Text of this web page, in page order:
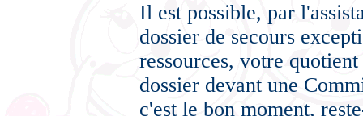
Il est possible, par
dossier de secours
ressources, votre
dossier devant une
c'est le bon moment,